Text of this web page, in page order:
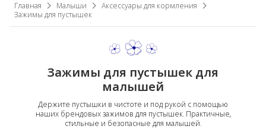
Главная Малыши
Аксессуары для кормления
Зажимы для пустышек
Зажимы для пустышек для
малышей
Держите пустышки в чистоте и под рукой с помощью
наших брендовых зажимов для пустышек. Практичные,
стильные и безопасные для малышей.